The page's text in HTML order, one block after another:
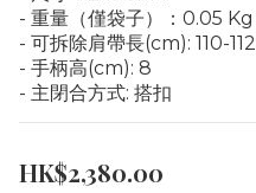
- 重量（僅袋子）：0.05 Kg
- 可拆除肩帶長(cm): 110-112
- 手柄高(cm): 8
- 主閉合方式: 搭扣
HK$2,380.00